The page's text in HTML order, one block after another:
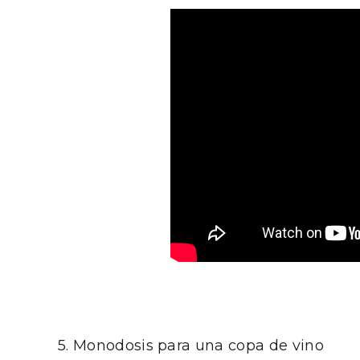
5. Monodosis para una copa de vino